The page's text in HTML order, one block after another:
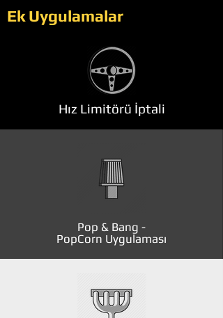
Ek Uygulamalar
Hız Limitörü İptali
Pop & Bang -
PopCorn Uygulaması